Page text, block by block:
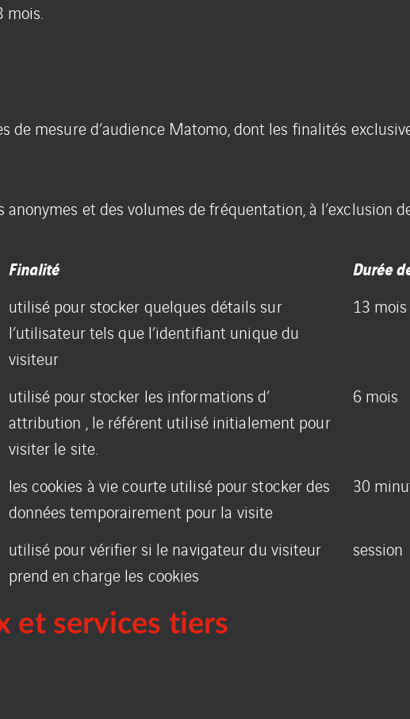
mois.
de mesure d’audience Matomo, dont les finalités
et des volumes de fréquentation, à l’exclusion
Finalité Durée
utilisé pour stocker quelques détails sur
l’utilisateur tels que l’identifiant unique du
visiteur
13 mois
utilisé pour stocker les informations d’
attribution , le référent utilisé initialement pour
visiter le site.
6 mois
les cookies à vie courte utilisé pour stocker des
données temporairement pour la visite
30
utilisé pour vérifier si le navigateur du visiteur
prend en charge les cookies
session
et services tiers